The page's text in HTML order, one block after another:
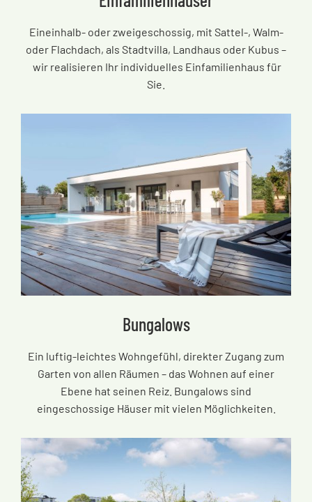
Eineinhalb- oder zweigeschossig, mit Sattel-, Walm-
oder Flachdach, als Stadtvilla, Landhaus oder Kubus –
wir realisieren Ihr individuelles Einfamilienhaus für
Sie.
Bungalows
Ein luftig-leichtes Wohngefühl, direkter Zugang zum
Garten von allen Räumen – das Wohnen auf einer
Ebene hat seinen Reiz. Bungalows sind
eingeschossige Häuser mit vielen Möglichkeiten.